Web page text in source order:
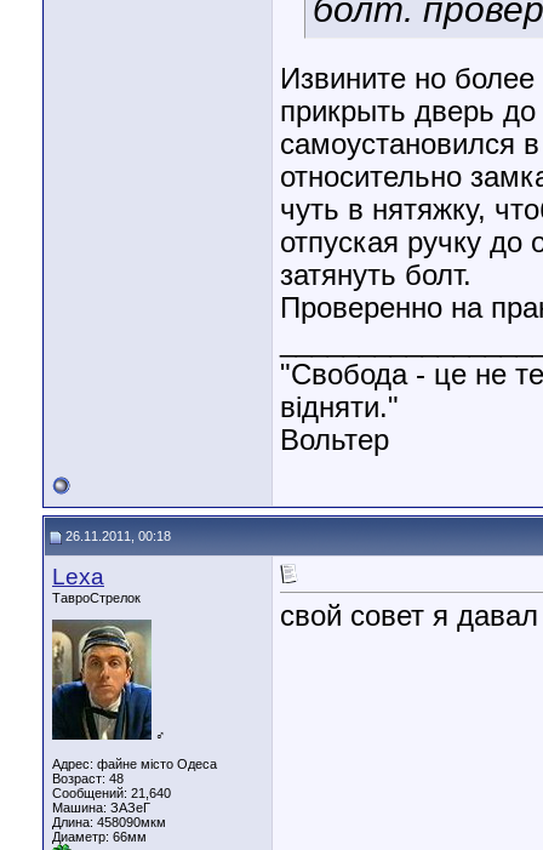
болт.
Извините но
прикрыть дверь
самоустановился
относительно
чуть в нятяжку,
отпуская ручку
затянуть болт.
Проверенно на
"Свобода - це не
відняти."
Вольтер
26.11.2011, 00:18
Lexa
ТавроСтрелок
♂
Адрес: файне місто Одеса
Возраст: 48
Сообщений: 21,640
Машина: ЗАЗеГ
Длина: 458090мкм
Диаметр: 66мм
свой совет я